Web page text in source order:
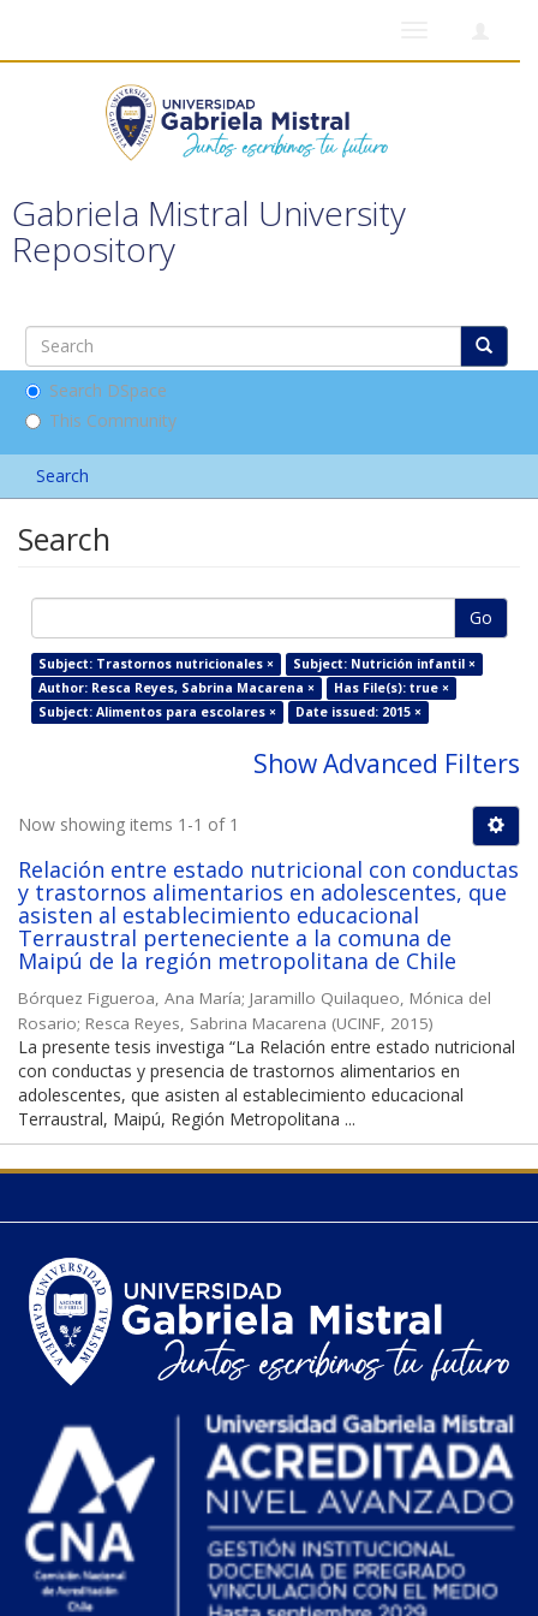
Gabriela Mistral University
Repository
Search DSpace
This Community
Search
Search
Go
Subject: Trastornos nutricionales ×
Subject: Nutrición infantil ×
Author: Resca Reyes, Sabrina Macarena ×
Has File(s): true ×
Subject: Alimentos para escolares ×
Date issued: 2015 ×
Show Advanced Filters
Now showing items 1-1 of 1
Relación entre estado nutricional con conductas
y trastornos alimentarios en adolescentes, que
asisten al establecimiento educacional
Terraustral perteneciente a la comuna de
Maipú de la región metropolitana de Chile
Bórquez Figueroa, Ana María; Jaramillo Quilaqueo, Mónica del
Rosario; Resca Reyes, Sabrina Macarena (UCINF, 2015)
La presente tesis investiga “La Relación entre estado nutricional
con conductas y presencia de trastornos alimentarios en
adolescentes, que asisten al establecimiento educacional
Terraustral, Maipú, Región Metropolitana ...